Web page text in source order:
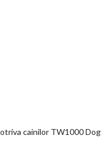
cainilor TW1000 Dog